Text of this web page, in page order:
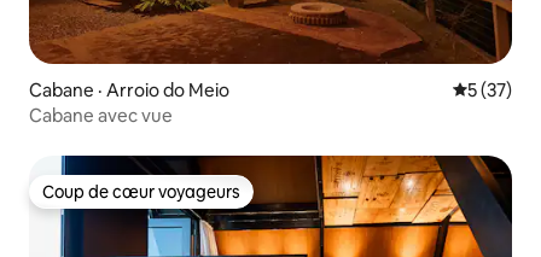
Cabane · Arroio do Meio Note
5 (37)
Cabane avec vue
Coup de cœur voyageurs
Coup de cœur voyageurs